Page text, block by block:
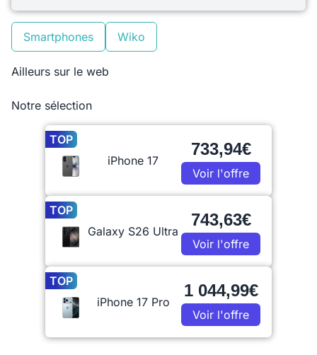
Smartphones Wiko
Ailleurs sur le web
Notre sélection
TOP
iPhone 17
733,94€
Voir l'offre
TOP
Galaxy S26 Ultra
743,63€
Voir l'offre
TOP
iPhone 17 Pro
1 044,99€
Voir l'offre